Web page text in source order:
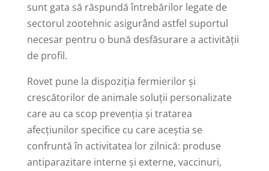
sunt gata să răspundă întrebărilor legate de
sectorul zootehnic asigurând astfel suportul
necesar pentru o bună desfăsurare a activităţii
de profil.
Rovet pune la dispoziţia fermierilor şi
crescătorilor de animale soluţii personalizate
care au ca scop prevenţia şi tratarea
afecţiunilor specifice cu care aceştia se
confruntă în activitatea lor zilnică: produse
antiparazitare interne şi externe, vaccinuri,